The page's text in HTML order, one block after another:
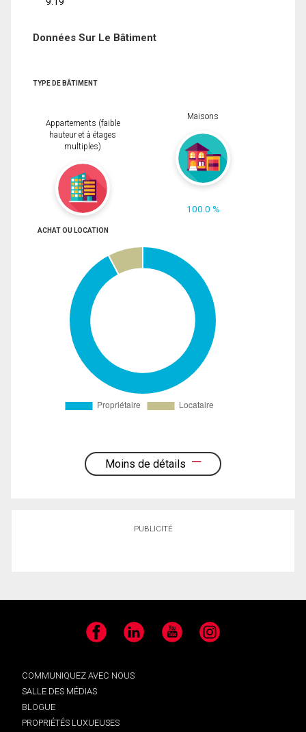
Données Sur Le Bâtiment
TYPE DE BÂTIMENT
Appartements (faible
hauteur et à étages
multiples)
Maisons
100.0 %
ACHAT OU LOCATION
Moins de détails
PUBLICITÉ
Facebook LinkedIn YouTube Instagram
COMMUNIQUEZ AVEC NOUS
SALLE DES MÉDIAS
BLOGUE
PROPRIÉTÉS LUXUEUSES